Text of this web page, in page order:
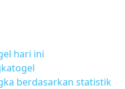
hari ini
berdasarkan statistik